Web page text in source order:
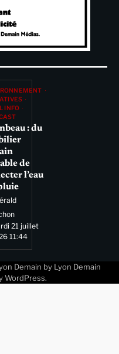
INFO
: du
de
l’eau
21 juillet
11:44
Demain by Lyon Demain
WordPress.